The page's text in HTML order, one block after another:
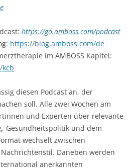
Gesundheitspolitik und dem
Daneben werden
anerkannten
NEJM oder dem JAMA
FragenprogrammAmboss
und Klinik, steht allen
unbegrenztes Kreuzen per
undAndroid) zur Verfügung.
hier.